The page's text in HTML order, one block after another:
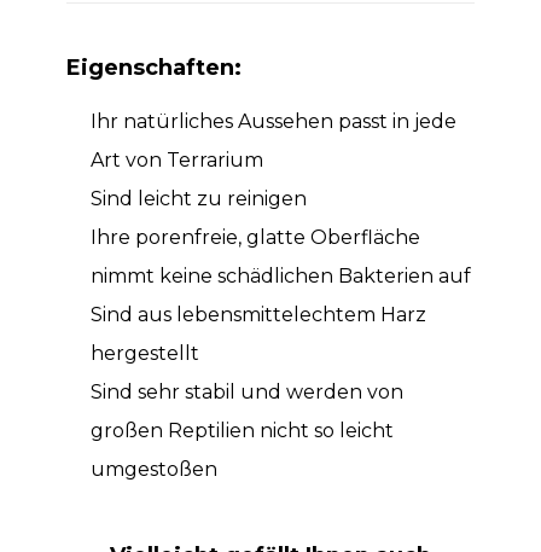
Eigenschaften:
Ihr natürliches Aussehen passt in jede
Art von Terrarium
Sind leicht zu reinigen
Ihre porenfreie, glatte Oberfläche
nimmt keine schädlichen Bakterien auf
Sind aus lebensmittelechtem Harz
hergestellt
Sind sehr stabil und werden von
großen Reptilien nicht so leicht
umgestoßen